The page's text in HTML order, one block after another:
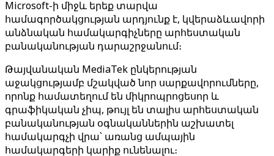
Microsoft-ի միջև երեք տարվա
համագործակցության արդյունք է, կվերաձևավորի
անձնական համակարգիչները արհեստական ​​
բանականության դարաշրջանում։
Թայվանական MediaTek ընկերության
աջակցությամբ մշակված նոր սարքավորումները,
որոնք համատեղում են միկրոպրոցեսոր և
գրաֆիկական չիպ, թույլ են տալիս արհեստական ​​
բանականության օգնականներին աշխատել
համակարգչի վրա՝ առանց ամպային
համակարգերի կարիք ունենալու։